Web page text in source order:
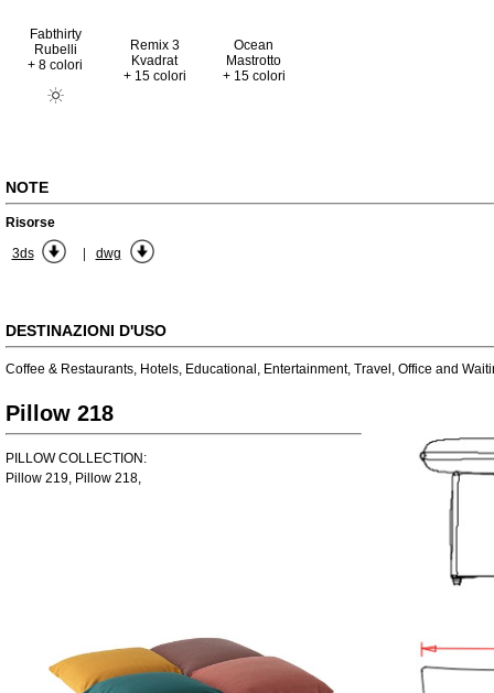
Fabthirty
Rubelli
+ 8 colori
Remix 3
Kvadrat
+ 15 colori
Ocean
Mastrotto
+ 15 colori
NOTE
Risorse
3ds
| dwg
DESTINAZIONI D'USO
Coffee & Restaurants, Hotels, Educational , Entertainment, Travel , Office and
Pillow 218
PILLOW COLLECTION:
Pillow 219, Pillow 218,